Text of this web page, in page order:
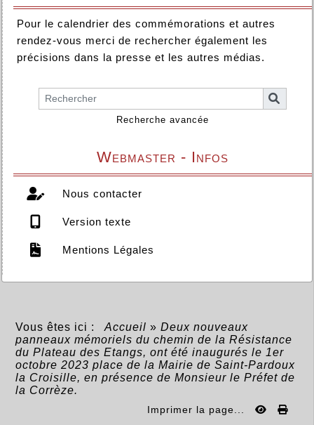
Pour le calendrier des commémorations et autres
rendez-vous merci de rechercher également les
précisions dans la presse et les autres médias.
Recherche avancée
Webmaster - Infos
Nous contacter
Version texte
Mentions Légales
Vous êtes ici : Accueil » Deux nouveaux
panneaux mémoriels du chemin de la Résistance
du Plateau des Etangs, ont été inaugurés le 1er
octobre 2023 place de la Mairie de Saint-Pardoux
la Croisille, en présence de Monsieur le Préfet de
la Corrèze.
Imprimer la page...